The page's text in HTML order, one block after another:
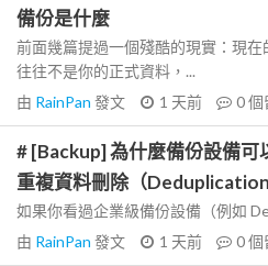
備份是什麼
前面幾篇提過一個殘酷的現實：現
往往不是你的正式資料，...
由 RainPan 發文 1 天前 0個
# [Backup] 為什麼備份設備可
重複資料刪除（Deduplication
如果你看過企業級備份設備（例如
由 RainPan 發文 1 天前 0個